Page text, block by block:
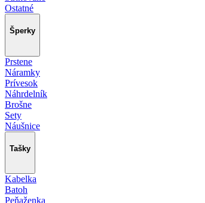
Ostatné
Šperky
Prstene
Náramky
Prívesok
Náhrdelník
Brošne
Sety
Náušnice
Tašky
Kabelka
Batoh
Peňaženka